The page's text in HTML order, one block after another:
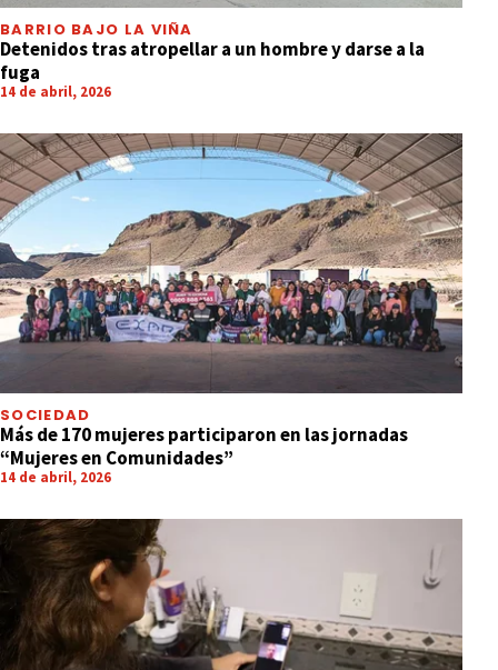
BARRIO BAJO LA VIÑA
Detenidos tras atropellar a un hombre y darse a la
fuga
14 de abril, 2026
SOCIEDAD
Más de 170 mujeres participaron en las jornadas
“Mujeres en Comunidades”
14 de abril, 2026